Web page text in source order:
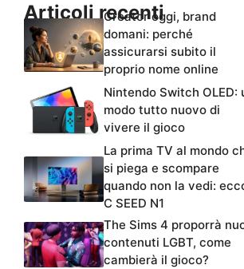
Articoli recenti
Creator oggi, brand
domani: perché
assicurarsi subito il
proprio nome online
Nintendo Switch OLED:
modo tutto nuovo di
vivere il gioco
La prima TV al mondo
si piega e scompare
quando non la vedi:
C SEED N1
The Sims 4 proporrà
contenuti LGBT, come
cambierà il gioco?